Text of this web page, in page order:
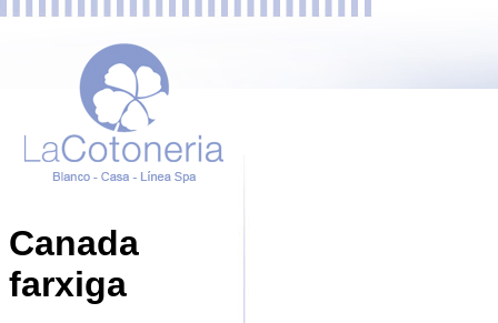
Canada
farxiga